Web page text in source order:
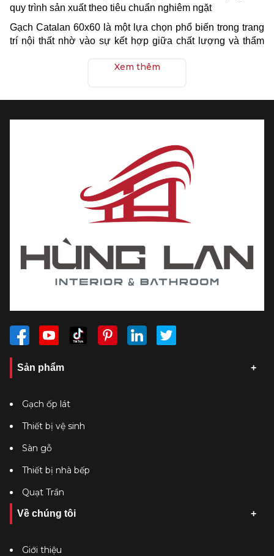
quy trình sản xuất theo tiêu chuẩn nghiêm ngặt
Gạch Catalan 60x60 là một lựa chọn phổ biến trong trang
trí nội thất nhờ vào sự kết hợp giữa chất lượng và thẩm
cảm giác rộng rãi và hiện đại cho không gian sử dụng.
Catalan có độ bóng và hoa văn tinh tế, đa dạng về màu
cách thiết kế khác nhau. Giá thành hợp lý cũng là một ưu
điểm khiến gạch Catalan 60x60 trở thành sự lựa chọn
hàng đầu cho nhiều gia đình và dự án xây dựng.
Liên hệ ngay với showroom Hùng Lan để được báo giá
ưu đãi nhất các mẫu gạch lát nền Catalan 60x60 thời
Xem thêm
Sản phẩm
Gạch ốp lát
Thiết bị vệ sinh
Sàn gỗ
Thiết bị nhà bếp
Quạt Trần
Về chúng tôi
Giới thiệu